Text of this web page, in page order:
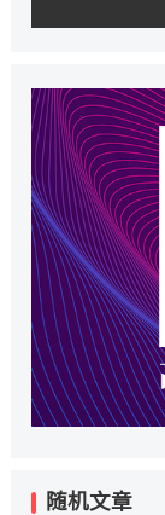
随机文章